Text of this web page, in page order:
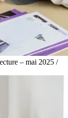
– mai 2025 /